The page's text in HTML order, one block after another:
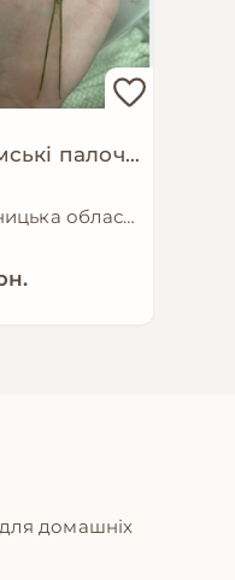
Анамські палочники комахи
Вінницька область
домашніх